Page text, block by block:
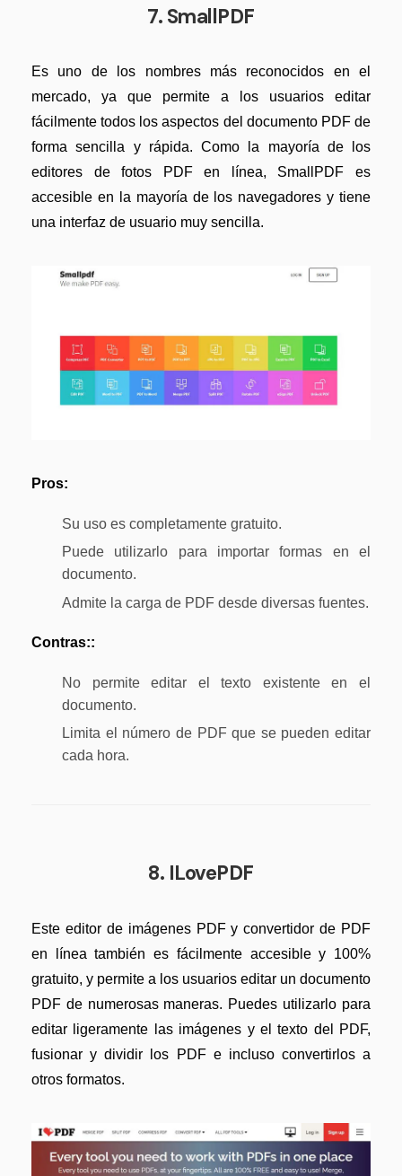
7. SmallPDF
Es uno de los nombres más reconocidos en el
mercado, ya que permite a los usuarios editar
fácilmente todos los aspectos del documento PDF de
forma sencilla y rápida. Como la mayoría de los
editores de fotos PDF en línea, SmallPDF es
accesible en la mayoría de los navegadores y tiene
una interfaz de usuario muy sencilla.
Pros:
Su uso es completamente gratuito.
Puede utilizarlo para importar formas en el
documento.
Admite la carga de PDF desde diversas fuentes.
Contras::
No permite editar el texto existente en el
documento.
Limita el número de PDF que se pueden editar
cada hora.
8. ILovePDF
Este editor de imágenes PDF y convertidor de PDF
en línea también es fácilmente accesible y 100%
gratuito, y permite a los usuarios editar un documento
PDF de numerosas maneras. Puedes utilizarlo para
editar ligeramente las imágenes y el texto del PDF,
fusionar y dividir los PDF e incluso convertirlos a
otros formatos.